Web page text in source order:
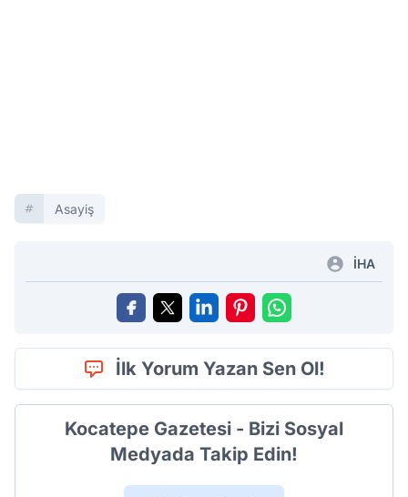
Asayiş
İHA
İlk Yorum Yazan Sen Ol!
Kocatepe Gazetesi - Bizi Sosyal
Medyada Takip Edin!